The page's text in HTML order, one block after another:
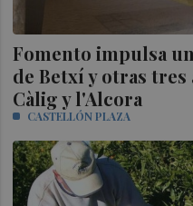
Fomento impulsa
de Betxí y otras tres
Càlig y l'Alcora
CASTELLÓN PLAZA